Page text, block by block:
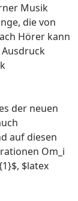
Musik
die von
Hörer kann
der neuen
auf diesen
Om_i
$latex